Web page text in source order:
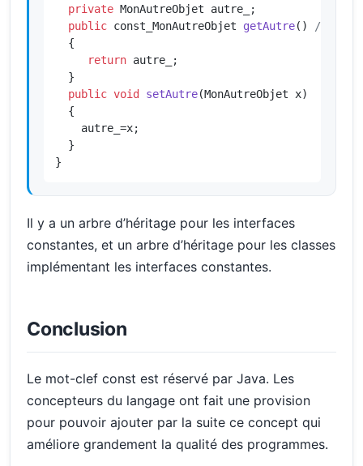
private MonAutreObjet autre_;
public const_MonAutreObjet getAutre()
/*
{
return autre_;
  }
public void setAutre(MonAutreObjet x)
{
    autre_=x;
  }
}
Il y a un arbre d’héritage pour les interfaces
constantes, et un arbre d’héritage pour les classes
implémentant les interfaces constantes.
Conclusion
Le mot-clef const est réservé par Java. Les
concepteurs du langage ont fait une provision
pour pouvoir ajouter par la suite ce concept qui
améliore grandement la qualité des programmes.